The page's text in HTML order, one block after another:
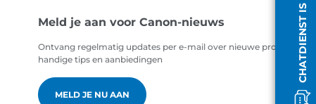
Meld je aan voor Canon-nieuws
Ontvang regelmatig updates per e-mail over nieuwe producten,
handige tips en aanbiedingen
MELD JE NU AAN